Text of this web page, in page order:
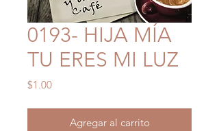
0193- HIJA MÍA
TU ERES MI LUZ
$1.00Precio
Agregar al carrito